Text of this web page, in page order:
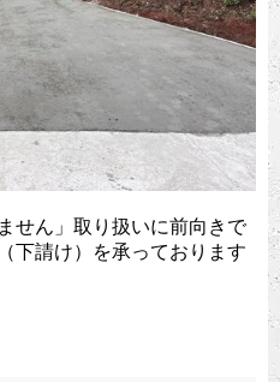
せん」取り扱いに前向きで
下請け）を承っております